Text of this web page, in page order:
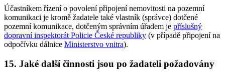
Účastníkem řízení o povolení připojení nemovitosti na pozemní
komunikaci je kromě žadatele také vlastník (správce) dotčené
pozemní komunikace, dotčeným správním úřadem je příslušný
dopravní inspektorát Policie České republiky (v případě připojení na
odpočívku dálnice Ministerstvo vnitra).
15. Jaké další činnosti jsou po žadateli požadovány